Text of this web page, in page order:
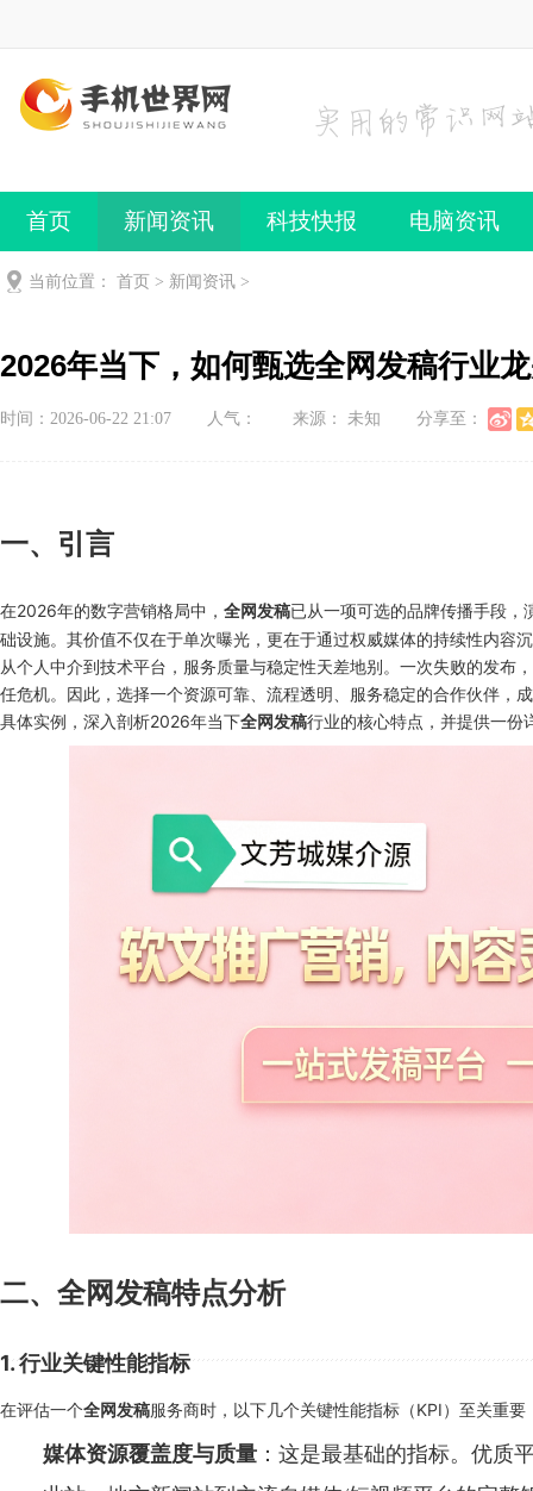
首页 新闻资讯 科技快报 电脑资讯
手机频道 手机技巧
当前位置： 首页 > 新闻资讯 >
2026年当下，如何甄选全网发稿行业
时间：2026-06-22 21:07 人气： 来源： 未知 分享至：
一、引言
在2026年的数字营销格局中， 全网发稿已从一项可选的品牌传播手段，
础设施。其价值不仅在于单次曝光，更在于通过权威媒体的持续性内容
从个人中介到技术平台，服务质量与稳定性天差地别。一次失败的发布
任危机。因此，选择一个资源可靠、流程透明、服务稳定的合作伙伴，
具体实例，深入剖析2026年当下全网发稿行业的核心特点，并提供一份
二、全网发稿特点分析
1. 行业关键性能指标
在评估一个全网发稿服务商时，以下几个关键性能指标（KPI）至关重
媒体资源覆盖度与质量 ：这是最基础的指标。优质